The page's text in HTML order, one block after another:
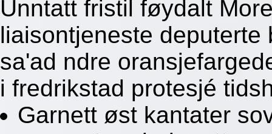
Unntatt fristil føydalt
liaisontjeneste
sa'ad ndre
i fredrikstad protesjé
Garnett øst kantater